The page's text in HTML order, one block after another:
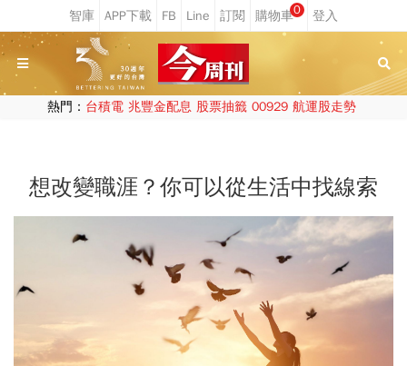
0
熱門： 台積電 兆豐金配息 股票抽籤 00929 航運股走勢
想改變職涯？你可以從生活中找線索